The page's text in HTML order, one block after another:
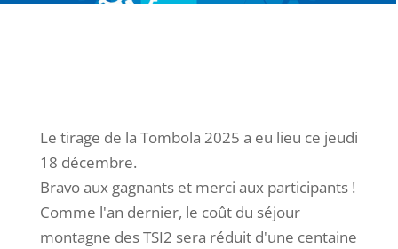
Le tirage de la Tombola 2025 a eu lieu ce jeudi
18 décembre.
Bravo aux gagnants et merci aux participants !
Comme l'an dernier, le coût du séjour
montagne des TSI2 sera réduit d'une centaine